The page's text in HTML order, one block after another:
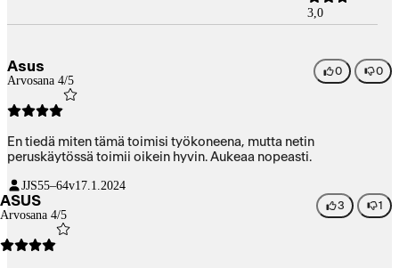
3,0
Asus
Arvosana 4/5
0 0
En tiedä miten tämä toimisi työkoneena, mutta netin
peruskäytössä toimii oikein hyvin. Aukeaa nopeasti.
JJS55–64v17.1.2024
ASUS
Arvosana 4/5
3 1